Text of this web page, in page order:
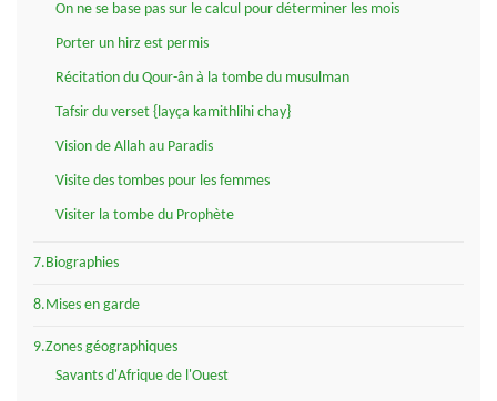
On ne se base pas sur le calcul pour déterminer les mois
Porter un hirz est permis
Récitation du Qour-ân à la tombe du musulman
Tafsir du verset {layça kamithlihi chay}
Vision de Allah au Paradis
Visite des tombes pour les femmes
Visiter la tombe du Prophète
7.Biographies
8.Mises en garde
9.Zones géographiques
Savants d'Afrique de l'Ouest